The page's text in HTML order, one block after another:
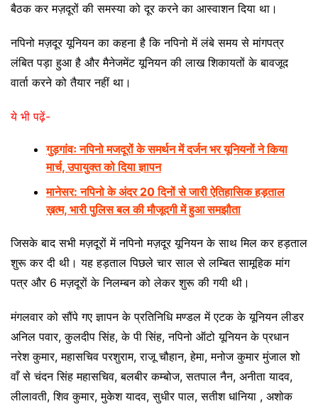
बैठक कर मज़दूरों की समस्या को दूर करने का आस्वाशन दिया था।
नपिनो मज़दूर यूनियन का कहना है कि नपिनो में लंबे समय से मांगपत्र
लंबित पड़ा हुआ है और मैनेजमेंट यूनियन की लाख शिकायतों के बावजूद
वार्ता करने को तैयार नहीं था।
ये भी पढ़ें-
गुड़गांवः नपिनो मजदूरों के समर्थन में दर्जन भर यूनियनों ने किया
मार्च, उपायुक्त को दिया ज्ञापन
मानेसर: नपिनो के अंदर 20 दिनों से जारी ऐतिहासिक हड़ताल
ख़त्म, भारी पुलिस बल की मौजूदगी में हुआ समझौता
जिसके बाद सभी मज़दूरों में नपिनो मज़दूर यूनियन के साथ मिल कर हड़ताल
शुरू कर दी थी। यह हड़ताल पिछले चार साल से लम्बित सामूहिक मांग
पत्र और 6 मज़दूरों के निलम्बन को लेकर शुरू की गयी थी।
मंगलवार को सौंपे गए ज्ञापन के प्रतिनिधि मण्डल में एटक के यूनियन लीडर
अनिल पवार, कुलदीप सिंह, के पी सिंह, नपिनो ऑटो यूनियन के प्रधान
नरेश कुमार, महासचिव परशुराम, राजू चौहान, हेमा, मनोज कुमार मुंजाल शो
वाँ से चंदन सिंह महासचिव, बलबीर कम्बोज, सतपाल नैन, अनीता यादव,
लीलावती, शिव कुमार, मुकेश यादव, सुधीर पाल, सतीश धlनिया , अशोक